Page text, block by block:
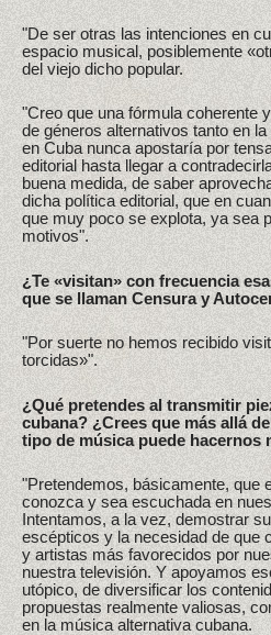
"De ser otras las intenciones en
espacio musical, posiblemente
del viejo dicho popular.
"Creo que una fórmula coherente
de géneros alternativos tanto en
en Cuba nunca apostaría por
editorial hasta llegar a
buena medida, de saber
dicha política editorial, que en
que muy poco se explota, ya sea
motivos".
¿Te «visitan» con frecuencia
que se llaman Censura y
"Por suerte no hemos recibido
torcidas»".
¿Qué pretendes al transmitir
cubana? ¿Crees que más allá
tipo de música puede hacernos
"Pretendemos, básicamente, que
conozca y sea escuchada en
Intentamos, a la vez, demostrar
escépticos y la necesidad de que
y artistas más favorecidos por
nuestra televisión. Y apoyamos
utópico, de diversificar los
propuestas realmente valiosas,
en la música alternativa cubana.